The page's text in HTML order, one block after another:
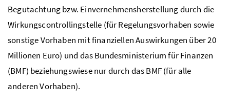
Begutachtung bzw. Einvernehmensherstellung durch die
Wirkungscontrollingstelle (für Regelungsvorhaben sowie
sonstige Vorhaben mit finanziellen Auswirkungen über 20
Millionen Euro) und das Bundesministerium für Finanzen
(BMF) beziehungswiese nur durch das BMF (für alle
anderen Vorhaben).